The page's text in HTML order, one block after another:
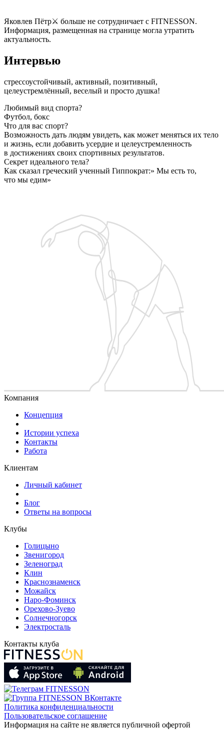
Яковлев Пётр⚔ больше не сотрудничает с FITNESSON.
Информация, размещенная на странице могла утратить
актуальность.
Интервью
стрессоустойчивый, активный, позитивный,
целеустремлённый, веселый и просто душка!
Любимый вид спорта?
Футбол, бокс
Что для вас спорт?
Возможность дать людям увидеть, как может меняться их тело
и жизнь, если добавить усердие и целеустремленность
в достижениях своих спортивных результатов.
Секрет идеального тела?
Как сказал греческий ученный Гиппократ:» Мы есть то,
что мы едим»
Компания
Концепция
Истории успеха
Контакты
Работа
Клиентам
Личный кабинет
Блог
Ответы на вопросы
Клубы
Голицыно
Звенигород
Зеленоград
Клин
Краснознаменск
Можайск
Наро-Фоминск
Орехово-Зуево
Солнечногорск
Электросталь
Контакты клуба
Политика конфиденциальности
Пользовательское соглашение
Информация на сайте не является публичной офертой